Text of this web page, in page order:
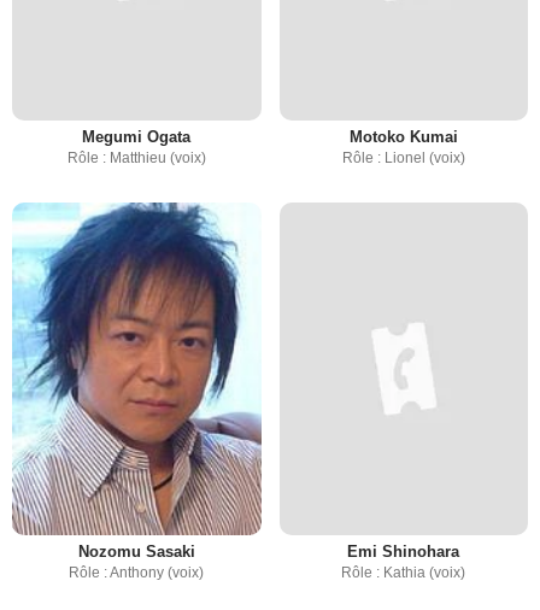
Megumi Ogata
Rôle : Matthieu (voix)
Motoko Kumai
Rôle : Lionel (voix)
Nozomu Sasaki
Rôle : Anthony (voix)
Emi Shinohara
Rôle : Kathia (voix)